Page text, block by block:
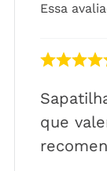
Essa
que